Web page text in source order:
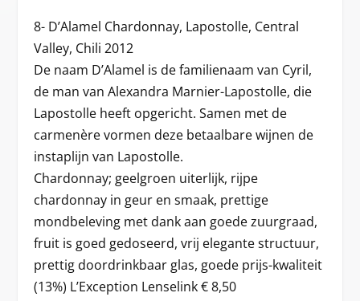
8- D’Alamel Chardonnay, Lapostolle, Central
Valley, Chili 2012
De naam D’Alamel is de familienaam van Cyril,
de man van Alexandra Marnier-Lapostolle, die
Lapostolle heeft opgericht. Samen met de
carmenère vormen deze betaalbare wijnen de
instaplijn van Lapostolle.
Chardonnay; geelgroen uiterlijk, rijpe
chardonnay in geur en smaak, prettige
mondbeleving met dank aan goede zuurgraad,
fruit is goed gedoseerd, vrij elegante structuur,
prettig doordrinkbaar glas, goede prijs-kwaliteit
(13%) L’Exception Lenselink € 8,50